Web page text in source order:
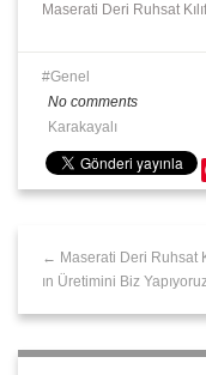
Maserati Deri Ruhsat
Genel
No comments
Karakayalı
← Maserati Deri Ruhsat
ın Üretimini Biz